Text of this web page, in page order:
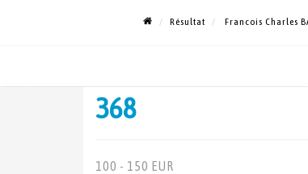
Résultat
Francois Charles
368
100 - 150 EUR